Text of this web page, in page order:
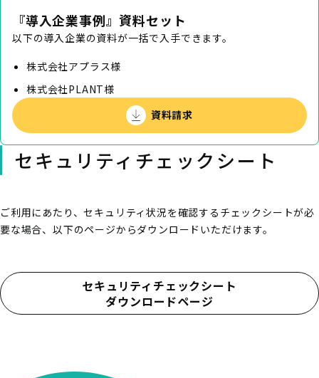
『導入企業事例』資料セット
以下の導入企業の資料が一括で入手できます。
株式会社アプラス様
株式会社PLANT様
資料請求
セキュリティチェックシート
ご利用にあたり、セキュリティ状況を確認するチェックシートが必
要な場合、以下のページからダウンロードいただけます。
セキュリティチェックシート
ダウンロードページ